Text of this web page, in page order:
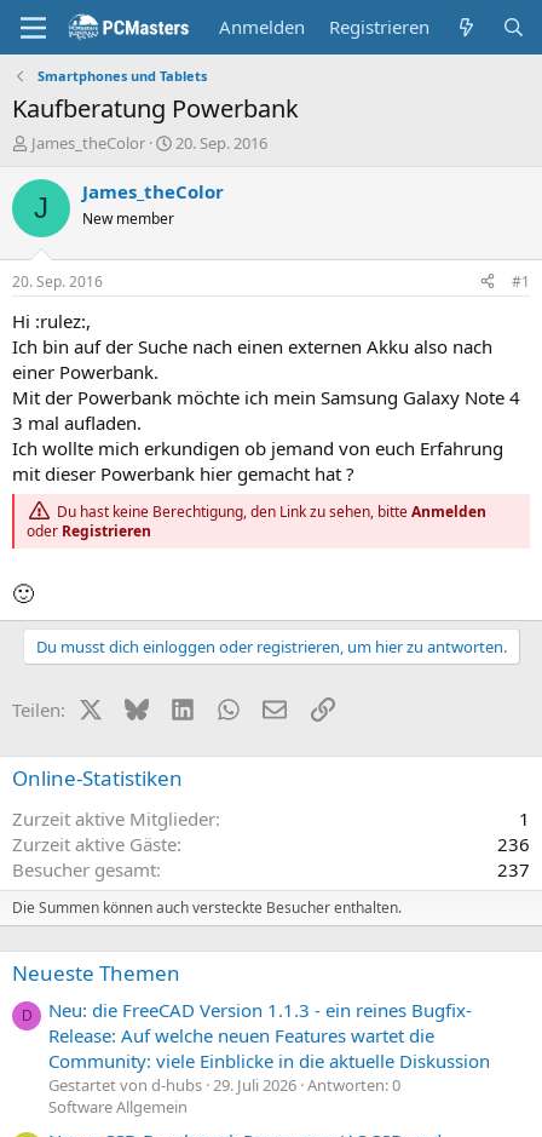
Anmelden Registrieren
Smartphones und Tablets
Kaufberatung Powerbank
E
s
t
e
James_theColor
E
s
t
20. Sep. 2016
J James_theColor
New member
20. Sep. 2016 #1
Hi :rulez:,
Ich bin auf der Suche nach einen externen Akku also nach
einer Powerbank.
Mit der Powerbank möchte ich mein Samsung Galaxy Note 4
3 mal aufladen.
Ich wollte mich erkundigen ob jemand von euch Erfahrung
mit dieser Powerbank hier gemacht hat ?
Du hast keine Berechtigung, den Link zu sehen, bitteAnmelden
oder Registrieren
🙂
Du musst dich einloggen oder registrieren, um hier zu antworten.
Teilen: X (Twitter)
BlueskyLinkedInWhatsApp
E-MailLink
Online-Statistiken
Zurzeit aktive Mitglieder
1
Zurzeit aktive Gäste
236
Besucher gesamt
237
Die Summen können auch versteckte Besucher enthalten.
Neueste Themen
D
Neu: die FreeCAD Version 1.1.3 - ein reines Bugfix-
Release: Auf welche neuen Features wartet die
Community: viele Einblicke in die aktuelle Diskussion
Gestartet von d-hubs 29. Juli 2026 Antworten: 0
Software Allgemein